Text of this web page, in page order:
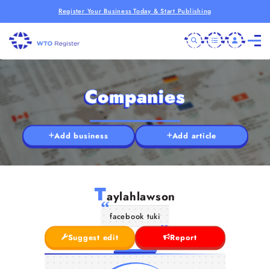
Register Your Business Today & Start Publishing
Companies
Add business Add article
Taylahlawson
facebook tuki
Suggest edit
Report